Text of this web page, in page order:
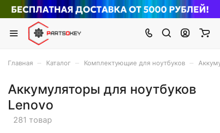
Главная Каталог Комплектующие для ноутбуков
Аккумуляторы для ноутбуков
Lenovo
281 товар